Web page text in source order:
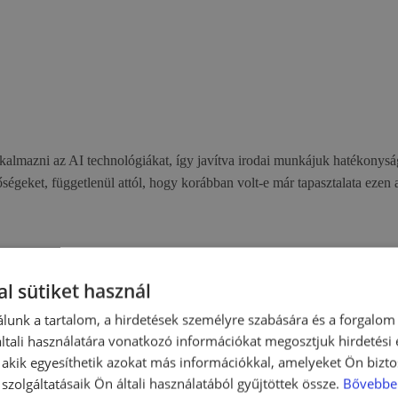
az AI technológiákat, így javítva irodai munkájuk
függetlenül attól, hogy korábban volt-e már tapasztalata ezen
és példákat is, különösen a ChatGPT alap és bővített változatait
munkavégzésbe. A tanfolyam magában foglalja a
szükséged lehet az AI eszközök hatékony használatához.
intelligencia és a ChatGPT alapjaival, működésével.
sütiket használ
a tartalom, a hirdetések személyre szabására és a forgalom
használatára vonatkozó információkat megosztjuk hirdetési
egyesíthetik azokat más információkkal, amelyeket Ön
Ön általi használatából gyűjtöttek össze.